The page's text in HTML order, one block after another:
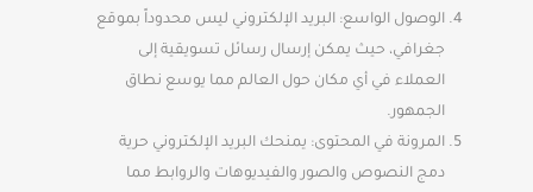
الوصول الواسع: البريد الإلكتروني ليس محدوداً بموقع
جغرافي، حيث يمكن إرسال رسائل تسويقية إلى
العملاء في أي مكان حول العالم مما يوسع نطاق
الجمهور.
المرونة في المحتوى: يمنحك البريد الإلكتروني حرية
دمج النصوص والصور والفيديوهات والروابط مما